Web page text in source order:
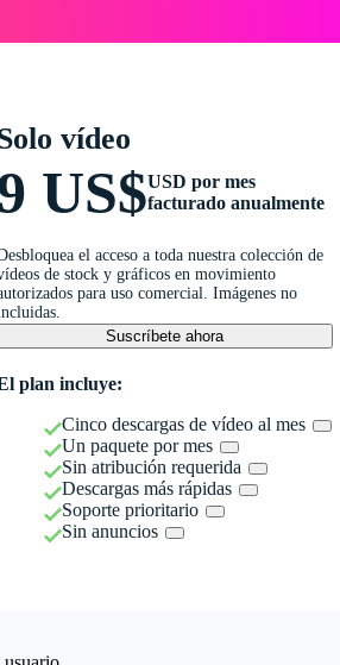
vídeo
US$USD por mes
facturado anualmente
el acceso a toda nuestra colección de
de stock y gráficos en movimiento
para uso comercial. Imágenes no
Suscríbete ahora
plan incluye:
Cinco descargas de vídeo al mes
Un paquete por mes
Sin atribución requerida
Descargas más rápidas
Soporte prioritario
Sin anuncios